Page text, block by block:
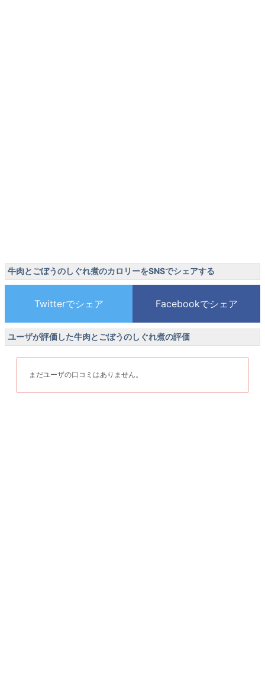
牛肉とごぼうのしぐれ煮のカロリーをSNSでシェアする
ユーザが評価した牛肉とごぼうのしぐれ煮の評価
まだユーザの口コミはありません。